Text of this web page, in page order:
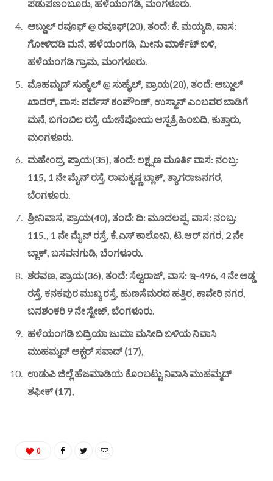
ಪಡುಪಣಂಬೂರು, ಹಳೆಯಂಗಡಿ, ಮಂಗಳೂರು.
ಅಬ್ದುಲ್ ರವೂಫ್ @ ರವೂಫ್(20), ತಂದೆ: ಕೆ. ಮಯ್ಯದಿ, ವಾಸ:
ಗೋಳಿದಡಿ ಮನೆ, ಹಳೆಯಂಗಡಿ, ಮೀನು ಮಾರ್ಕೆಟ್ ಬಳಿ,
ಹಳೆಯಂಗಡಿ ಗ್ರಾಮ, ಮಂಗಳೂರು.
ಮೊಹಮ್ಮದ್ ಸುಹೈಲ್ @ ಸುಹೈಲ್, ಪ್ರಾಯ(20), ತಂದೆ: ಅಬ್ದುಲ್
ಖಾದರ್, ವಾಸ: ಪರ್ವೆಸ್ ಕಂಪೌಂಡ್, ಉಸ್ಮಾನ್ ಎಂಬವರ ಬಾಡಿಗೆ
ಮನೆ, ಬಗಂಬಿಲ ರಸ್ತೆ, ಯೇನೆಪೋಯ ಆಸ್ಪತ್ರೆ ಹಿಂಬದಿ, ಕುತ್ತಾರು,
ಮಂಗಳೂರು.
ಮಹೇಂದ್ರ, ಪ್ರಾಯ(35), ತಂದೆ: ಲಕ್ಷ್ನಣ ಮೂರ್ತಿ ವಾಸ: ನಂಬ್ರ:
115, 1 ನೇ ಮೈನ್ ರಸ್ತೆ, ರಾಮಕೃಷ್ಣ ಬ್ಲಾಕ್, ತ್ಯಾಗರಾಜನಗರ,
ಬೆಂಗಳೂರು.
ಶ್ರೀನಿವಾಸ, ಪ್ರಾಯ(40), ತಂದೆ: ದಿ: ಮೂದಲಪ್ಪ, ವಾಸ: ನಂಬ್ರ:
115., 1 ನೇ ಮೈನ್ ರಸ್ತೆ, ಕೆ.ಎಸ್ ಕಾಲೋನಿ, ಟಿ.ಆರ್ ನಗರ, 2 ನೇ
ಬ್ಲಾಕ್, ಬಸವನಗುಡಿ, ಬೆಂಗಳೂರು.
ಶರವಣ, ಪ್ರಾಯ(36), ತಂದೆ: ಸೆಲ್ವರಾಜ್, ವಾಸ: ಇ-496, 4 ನೇ ಅಡ್ಡ
ರಸ್ತೆ, ಕನಕಪುರ ಮುಖ್ಯ ರಸ್ತೆ, ಹುಣಸೆಮರದ ಹತ್ತಿರ, ಕಾವೇರಿ ನಗರ,
ಬನಶಂಕರಿ 9 ನೇ ಸ್ಟೇಜ್, ಬೆಂಗಳೂರು.
ಹಳೆಯಂಗಡಿ ಬದ್ರಿಯಾ ಜುಮಾ ಮಸೀದಿ ಬಳಿಯ ನಿವಾಸಿ
ಮುಹಮ್ಮದ್ ಅಕ್ಬರ್ ಸವಾದ್ (17),
ಉಡುಪಿ ಜಿಲ್ಲೆ ಹೆಜಮಾಡಿಯ ಕೊಂಬಟ್ಟು ನಿವಾಸಿ ಮುಹಮ್ಮದ್
ಶಫೀಕ್ (17),
0